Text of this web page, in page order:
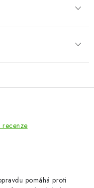
recenze
pomáhá proti